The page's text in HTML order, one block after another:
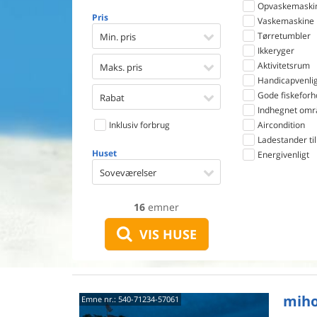
Pris
Min. pris
Maks. pris
Rabat
Inklusiv forbrug
Huset
Soveværelser
16 emner
VIS HUSE
Vaskemaskine
Tørretumbler
Ikkeryger
Aktivitetsrum
Gode
Indhegnet
Aircondition
Ladestander
Energivenligt
Emne nr.: 540-71234-57061